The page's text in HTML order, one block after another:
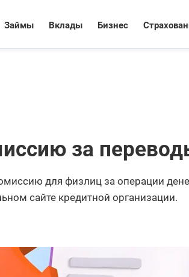
Займы Вклады Бизнес
за
для физлиц за операции
сайте кредитной организации.